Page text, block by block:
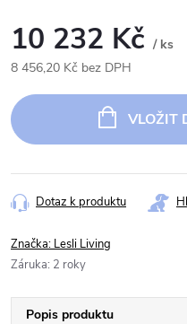
10 232 Kč / ks
8 456,20 Kč bez DPH
cena:
VLOŽIT
Dotaz k produktu
Značka: Lesli Living
Záruka: 2 roky
Popis produktu